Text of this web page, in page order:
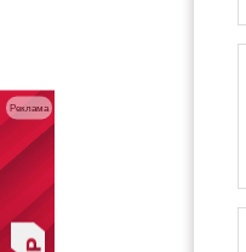
Реклама